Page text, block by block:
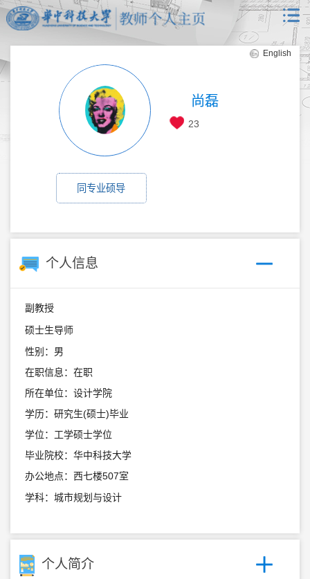
English
尚磊
23
同专业硕导
个人信息
副教授
硕士生导师
性别：男
在职信息：在职
所在单位：设计学院
学历：研究生(硕士)毕业
学位：工学硕士学位
毕业院校：华中科技大学
办公地点：西七楼507室
学科：城市规划与设计
个人简介